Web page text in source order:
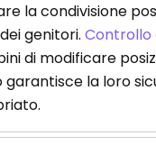
la condivisione
genitori. Controllo
di modificare
garantisce la loro